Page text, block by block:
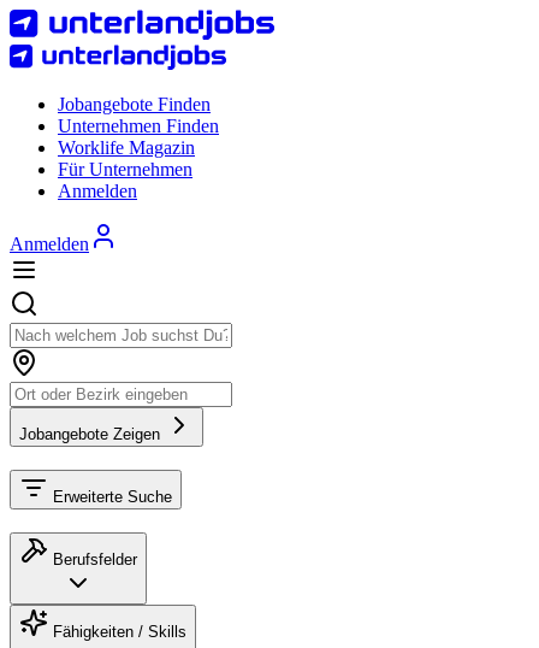
Jobangebote Finden
Unternehmen Finden
Worklife Magazin
Für Unternehmen
Anmelden
Anmelden
Jobangebote Zeigen
Erweiterte Suche
Berufsfelder
Fähigkeiten / Skills